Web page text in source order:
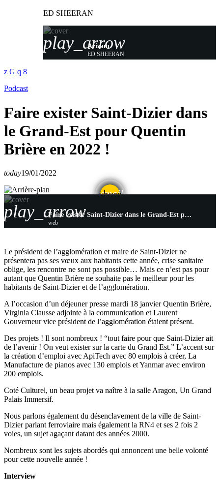
ED SHEERAN
play_arrow
Azizam
ED SHEERAN
Podcast
Faire exister Saint-Dizier dans
le Grand-Est pour Quentin
Brière en 2022 !
today19/01/2022
share
email
play_arrow Faire exister Saint-Dizier dans le Grand-Est pour Quentin Brière en 2022 !
web
Le président de l’agglomération et maire de Saint-Dizier ne
présentera pas ses vœux aux habitants cette année, crise sanitaire
oblige, les rencontre ne sont pas possible… Mais ce n’est pas pour
autant que Quentin Brière ne souhaite pas le meilleur pour les
habitants de Saint-Dizier et de l’agglomération.
A l’occasion d’un déjeuner presse mardi 18 janvier Quentin Brière,
Virginia Clausse adjointe à la communication et Laurent
Gouverneur vice président de l’agglomération étaient présent.
Des projets ! Il sont nombreux ! “tout faire pour que Saint-Dizier ait
de l’avenir ! On veut exister sur la carte du Grand Est.” L’accent sur
la création d’emploi avec ApiTech avec 80 emplois à créer, La
Manufacture de pianos avec 130 emplois et Yanmar avec environ
200 emplois.
Coté Culturel, un beau projet va naître à la salle Aragon, Un Grand
Palais Immersif.
Nous parlons également du désenclavement de la ville de Saint-
Dizier parlant ferroviaire mais également la RN4 et ses 2 fois 2
voies, un sujet agaçant datant des années 2000.
Nombreux sont les sujets abordés qui annoncent une belle volonté
pour cette nouvelle année !
Interview